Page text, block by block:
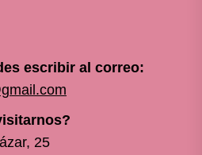
escribir al correo:
25